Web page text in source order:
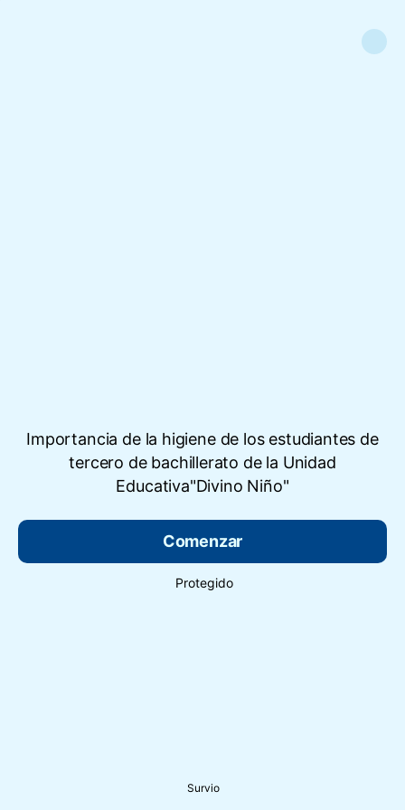
Importancia de la higiene de los estudiantes de
tercero de bachillerato de la Unidad
Educativa"Divino Niño"
Comenzar
Protegido
Survio